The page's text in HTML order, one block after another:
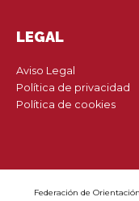
LEGAL
Aviso Legal
Política de privacidad
Política de cookies
Federación de